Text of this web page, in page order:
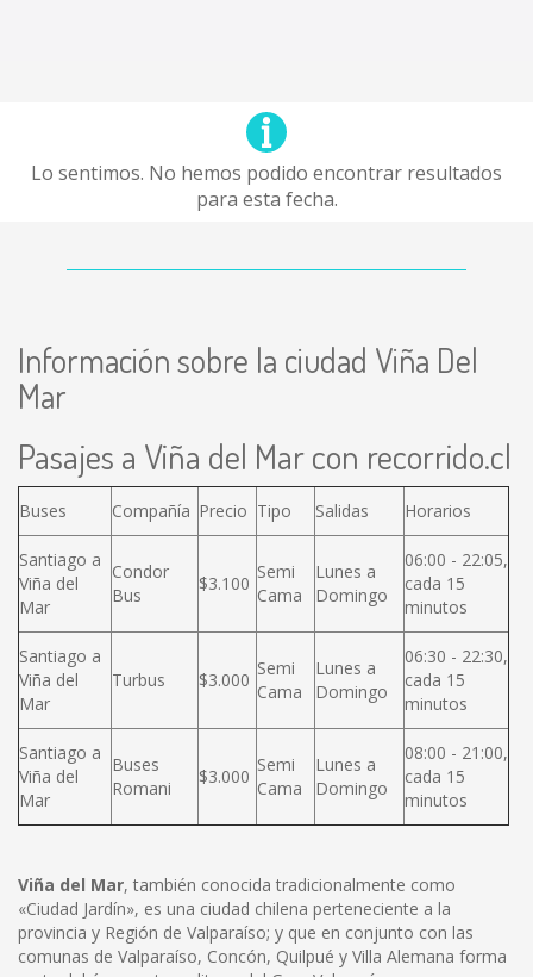
Lo sentimos. No hemos podido encontrar resultados
para esta fecha.
Información sobre la ciudad Viña Del
Mar
Pasajes a Viña del Mar con recorrido.cl
Buses Compañía Precio Tipo Salidas Horarios
Santiago a
Viña del
Mar
Condor
Bus
$3.100
Semi
Cama
Lunes a
Domingo
06:00 - 22:05,
cada 15
minutos
Santiago a
Viña del
Mar
Turbus $3.000
Semi
Cama
Lunes a
Domingo
06:30 - 22:30,
cada 15
minutos
Santiago a
Viña del
Mar
Buses
Romani
$3.000
Semi
Cama
Lunes a
Domingo
08:00 - 21:00,
cada 15
minutos
Viña del Mar, también conocida tradicionalmente como
«Ciudad Jardín», es una ciudad chilena perteneciente a la
provincia y Región de Valparaíso; y que en conjunto con las
comunas de Valparaíso, Concón, Quilpué y Villa Alemana forma